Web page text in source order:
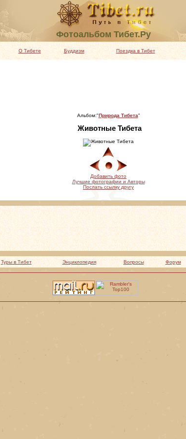
Фотоальбом Тибет.Ру
О Тибете Буддизм Поездка в Тибет
Альбом:"Природа Тибета"
Животные Тибета
Добавить фото
Лучшие фотографии и Авторы
Послать ссылку другу
Туры в Тибет Энциклопедия Вопросы Форум